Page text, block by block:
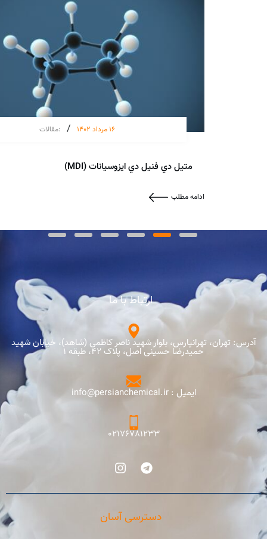
16 مرداد 1402 /
:مقالات
متيل دي فنيل دي ايزوسيانات (MDI)
ادامه مطلب
ارتباط با ما
آدرس: تهران، تهرانپارس، بلوار شهید ناصر کاظمی (شاهد)، خیابان شهید
حمیدرضا حسینی اصل، پلاک 42، طبقه 1
ایمیل : info@persianchemical.ir
02176781233
دسترسی آسان